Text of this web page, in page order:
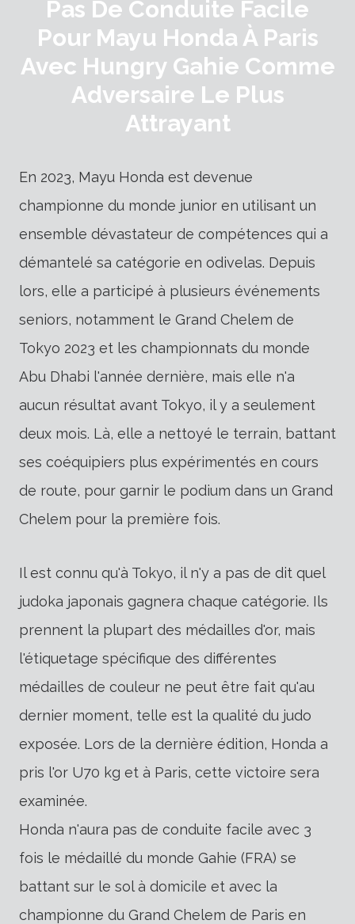
Pas De Conduite Facile
Pour Mayu Honda À Paris
Avec Hungry Gahie Comme
Adversaire Le Plus
Attrayant
En 2023, Mayu Honda est devenue
championne du monde junior en utilisant un
ensemble dévastateur de compétences qui a
démantelé sa catégorie en odivelas. Depuis
lors, elle a participé à plusieurs événements
seniors, notamment le Grand Chelem de
Tokyo 2023 et les championnats du monde
Abu Dhabi l'année dernière, mais elle n'a
aucun résultat avant Tokyo, il y a seulement
deux mois. Là, elle a nettoyé le terrain, battant
ses coéquipiers plus expérimentés en cours
de route, pour garnir le podium dans un Grand
Chelem pour la première fois.
Il est connu qu'à Tokyo, il n'y a pas de dit quel
judoka japonais gagnera chaque catégorie. Ils
prennent la plupart des médailles d'or, mais
l'étiquetage spécifique des différentes
médailles de couleur ne peut être fait qu'au
dernier moment, telle est la qualité du judo
exposée. Lors de la dernière édition, Honda a
pris l'or U70 kg et à Paris, cette victoire sera
examinée.
Honda n'aura pas de conduite facile avec 3
fois le médaillé du monde Gahie (FRA) se
battant sur le sol à domicile et avec la
championne du Grand Chelem de Paris en